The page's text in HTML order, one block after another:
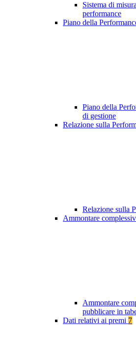
Sistema di
performance
Piano della
Piano della
di gestione
Relazione sulla
Relazione sulla
Ammontare
Ammontare
pubblicare in
Dati relativi ai premi 7